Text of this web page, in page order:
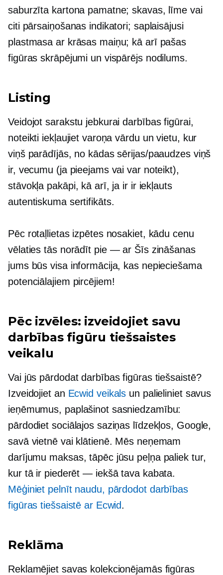
saburzīta kartona pamatne; skavas, līme vai
citi pārsaiņošanas indikatori; saplaisājusi
plastmasa ar krāsas maiņu; kā arī pašas
figūras skrāpējumi un vispārējs nodilums.
Listing
Veidojot sarakstu jebkurai darbības figūrai,
noteikti iekļaujiet varoņa vārdu un vietu, kur
viņš parādījās, no kādas sērijas/paaudzes viņš
ir, vecumu (ja pieejams vai var noteikt),
stāvokļa pakāpi, kā arī, ja ir ir iekļauts
autentiskuma sertifikāts.
Pēc rotaļlietas izpētes nosakiet, kādu cenu
vēlaties tās norādīt pie — ar Šīs zināšanas
jums būs visa informācija, kas nepieciešama
potenciālajiem pircējiem!
Pēc izvēles: izveidojiet savu
darbības figūru tiešsaistes
veikalu
Vai jūs pārdodat darbības figūras tiešsaistē?
Izveidojiet an Ecwid veikals un palieliniet savus
ieņēmumus, paplašinot sasniedzamību:
pārdodiet sociālajos saziņas līdzekļos, Google,
savā vietnē vai klātienē. Mēs neņemam
darījumu maksas, tāpēc jūsu peļņa paliek tur,
kur tā ir piederēt — iekšātava kabata.
Mēģiniet pelnīt naudu, pārdodot darbības
figūras tiešsaistē ar Ecwid.
Reklāma
Reklamējiet savas kolekcionējamās figūras